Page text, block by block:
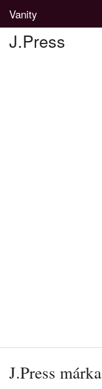
Vanity
J.Press
J.Press márka